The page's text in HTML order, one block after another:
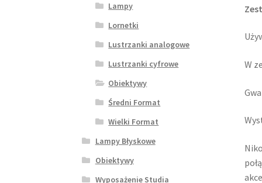
W
Lampy
Lornetki
Lustrzanki analogowe
Lustrzanki cyfrowe
Obiektywy
Średni Format
Wielki Format
Lampy Błyskowe
Obiektywy
Wyposażenie Studia